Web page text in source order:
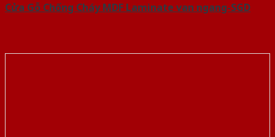
Cửa Gỗ Chống Cháy MDF Laminate van ngang-SGD